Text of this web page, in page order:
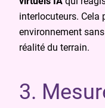
interlocuteurs. Cela
environnement
réalité du terrain.
3.